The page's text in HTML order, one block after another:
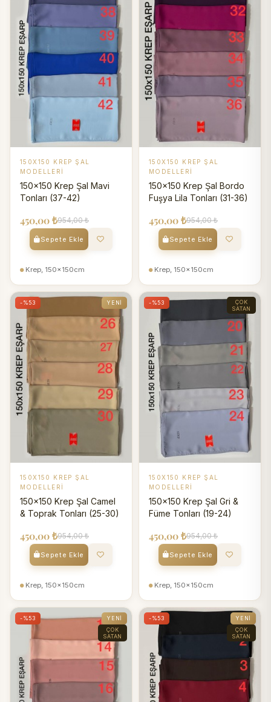
150X150 KREP ŞAL
MODELLERI
150x150 Krep Şal Mavi
Tonları (37-42)
450,00 ₺954,00 ₺
Sepete Ekle
Krep, 150x150cm
150X150 KREP ŞAL
MODELLERI
150x150 Krep Şal Bordo
Fuşya Lila Tonları (31-36)
450,00 ₺954,00 ₺
Sepete Ekle
Krep, 150x150cm
-%53 YENI
150X150 KREP ŞAL
MODELLERI
150x150 Krep Şal Camel
& Toprak Tonları (25-30)
450,00 ₺954,00 ₺
Sepete Ekle
Krep, 150x150cm
-%53
ÇOK
SATAN
150X150 KREP ŞAL
MODELLERI
150x150 Krep Şal Gri &
Füme Tonları (19-24)
450,00 ₺954,00 ₺
Sepete Ekle
Krep, 150x150cm
-%53
YENI
ÇOK
SATAN
-%53
YENI
ÇOK
SATAN